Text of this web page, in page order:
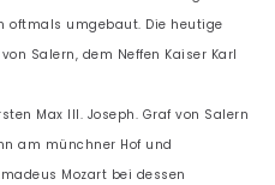
oftmals umgebaut. Die heutige
Salern, dem Neffen Kaiser Karl
Max III. Joseph. Graf von Salern
am münchner Hof und
Mozart bei dessen